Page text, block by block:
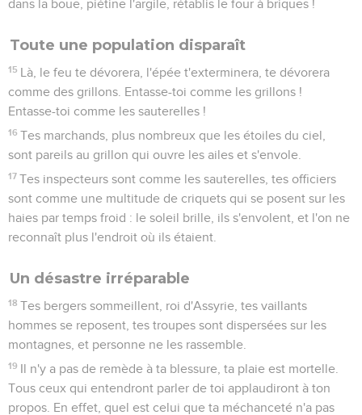
dans la boue, piétine l'argile, rétablis le four à briques !
Toute une population disparaît
15 Là, le feu te dévorera, l'épée t'exterminera, te dévorera
comme des grillons. Entasse-toi comme les grillons !
Entasse-toi comme les sauterelles !
16 Tes marchands, plus nombreux que les étoiles du ciel,
sont pareils au grillon qui ouvre les ailes et s'envole.
17 Tes inspecteurs sont comme les sauterelles, tes officiers
sont comme une multitude de criquets qui se posent sur les
haies par temps froid : le soleil brille, ils s'envolent, et l'on ne
reconnaît plus l'endroit où ils étaient.
Un désastre irréparable
18 Tes bergers sommeillent, roi d'Assyrie, tes vaillants
hommes se reposent, tes troupes sont dispersées sur les
montagnes, et personne ne les rassemble.
19 Il n'y a pas de remède à ta blessure, ta plaie est mortelle.
Tous ceux qui entendront parler de toi applaudiront à ton
propos. En effet, quel est celui que ta méchanceté n'a pas